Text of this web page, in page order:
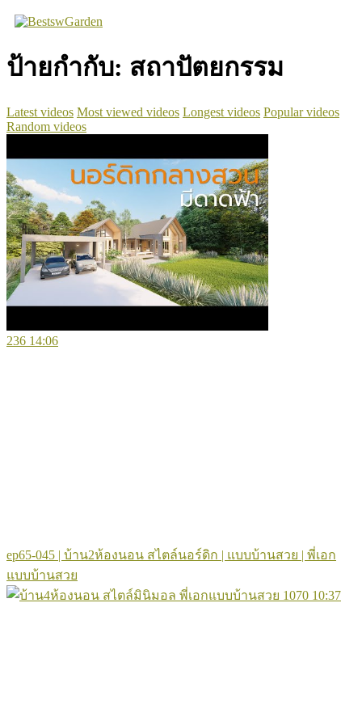
Skip
to
ป้ายกำกับ: สถาปัตยกรรม
Latest videos Most viewed videos Longest videos Popular videos
Random videos
236 14:06
ep65-045 | บ้าน2ห้องนอน สไตล์นอร์ดิก | แบบบ้านสวย | พี่เอก
แบบบ้านสวย
1070 10:37